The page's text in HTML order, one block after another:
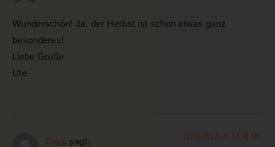
Wunderschön! Ja, der Herbst ist schon etwas ganz
besonderes!
Liebe Grüße
Ute
Tinka sagt: 22/10/2012 um 14:45 Uhr